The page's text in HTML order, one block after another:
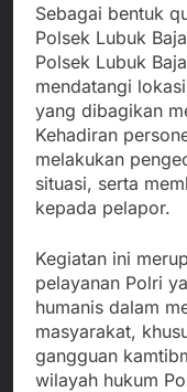
Sebagai bentuk
Polsek Lubuk
Polsek Lubuk
mendatangi
yang dibagikan
Kehadiran
melakukan
situasi, serta
kepada pelapor.
Kegiatan ini
pelayanan Polri
humanis dalam
masyarakat,
gangguan
wilayah hukum